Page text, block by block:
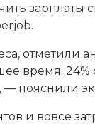
отметили
время:
— пояснили
и вовсе